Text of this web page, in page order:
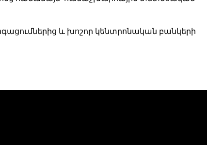
և խոշոր կենտրոնական բանկերի